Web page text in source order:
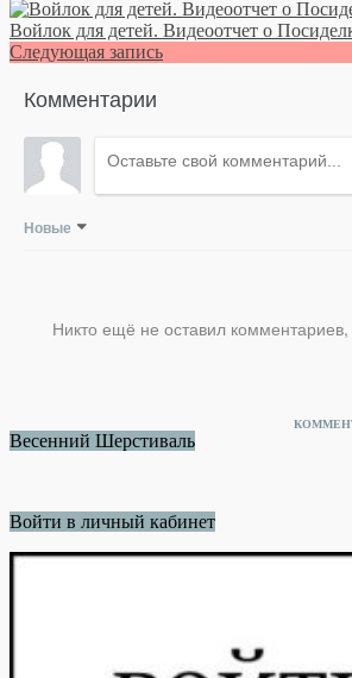
Войлок для детей. Видеоотчет о
Следующая запись
Комментарии
Новые
Никто ещё не оставил
Весенний Шерстиваль
Войти в личный кабинет